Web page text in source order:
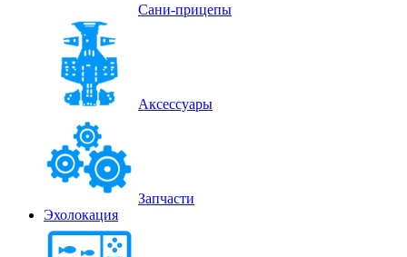
Сани-прицепы
Аксессуары
Запчасти
Эхолокация